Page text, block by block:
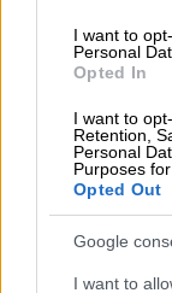
I want to
Personal
Opted In
I want to
Retention,
Personal
Purposes
Opted Out
Google
I want to